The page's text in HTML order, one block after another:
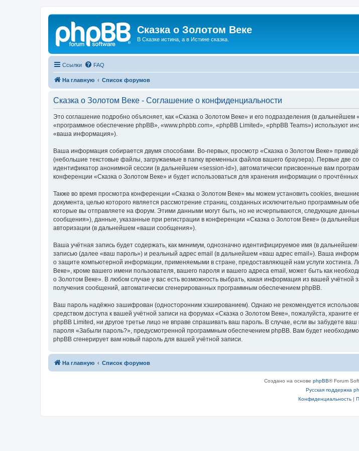
Сказка о Золотом Веке
В Сказке истина, а в Истине сказка.
Ссылки FAQ
На главную Список форумов
Сказка о Золотом Веке - Соглашение о конфиденциальности
Это соглашение подробно объясняет, как «Сказка о Золотом Веке» и его подразделения (в
«программное обеспечение phpBB», «www.phpbb.com», «phpBB Limited», «phpBB Teams») используют
«ваша информация»).
Ваша информация собирается двумя способами. Во-первых, просмотр «Сказка о Золотом Веке»
(небольшие текстовые файлы, загружаемые в папку временных файлов вашего браузера). Первые две
идентификатор анонимной сессии (в дальнейшем «session-id»), автоматически присвоенные вам
конференции «Сказка о Золотом Веке» и будет использоваться для хранения информации о
Также во время просмотра конференции «Сказка о Золотом Веке» мы можем установить cookies,
документа, целью которого является рассмотрение страниц, созданных исключительно программным
которые вы отправляете на форум. Этими данными могут быть, но не исчерпываются, следующие
сообщения»), данные, указанные при регистрации в конференции «Сказка о Золотом Веке» (в
авторизации (в дальнейшем «ваши сообщения»).
Ваша учётная запись будет содержать, как минимум, однозначно идентифицируемое имя (в
записью (далее «ваш пароль») и реальный адрес email (в дальнейшем «ваш адрес email»). Ваша
о защите компьютерной информации, применяемыми в стране, предоставляющей нам услуги
Веке», кроме вашего имени пользователя, вашего пароля и вашего адреса email, может быть как
о Золотом Веке». В любом случае у вас есть возможность выбрать, какая информация из вашей учётной
получения сообщений, автоматически сгенерированных программным обеспечением phpBB.
Ваш пароль надёжно зашифрован (односторонним хэшированием). Однако не рекомендуется
средством доступа к вашей учётной записи на форумах «Сказка о Золотом Веке», пожалуйста, храните
phpBB Limited, ни другое третье лицо не вправе спрашивать ваш пароль. В случае, если вы забудете
пароля «Забыли пароль?», предусмотренной программным обеспечением phpBB. Вам будет
phpBB сгенерирует вам новый пароль для вашей учётной записи.
На главную Список форумов
Создано на основе phpBB® Forum
Русская поддержка
Конфиденциальность|